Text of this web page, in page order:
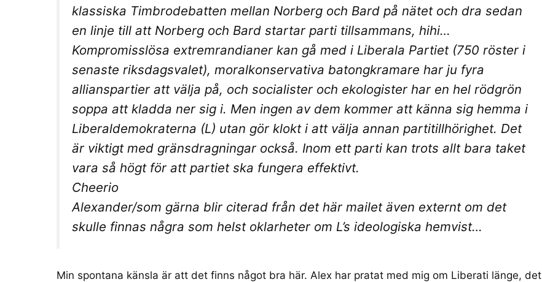
klassiska Timbrodebatten mellan Norberg och Bard på nätet och dra sedan
en linje till att Norberg och Bard startar parti tillsammans, hihi…
Kompromisslösa extremrandianer kan gå med i Liberala Partiet (750 röster i
senaste riksdagsvalet), moralkonservativa batongkramare har ju fyra
allianspartier att välja på, och socialister och ekologister har en hel rödgrön
soppa att kladda ner sig i. Men ingen av dem kommer att känna sig hemma i
Liberaldemokraterna (L) utan gör klokt i att välja annan partitillhörighet. Det
är viktigt med gränsdragningar också. Inom ett parti kan trots allt bara taket
vara så högt för att partiet ska fungera effektivt.
Cheerio
Alexander/som gärna blir citerad från det här mailet även externt om det
skulle finnas några som helst oklarheter om L’s ideologiska hemvist…
Min spontana känsla är att det finns något bra här. Alex har pratat med mig om Liberati länge, det